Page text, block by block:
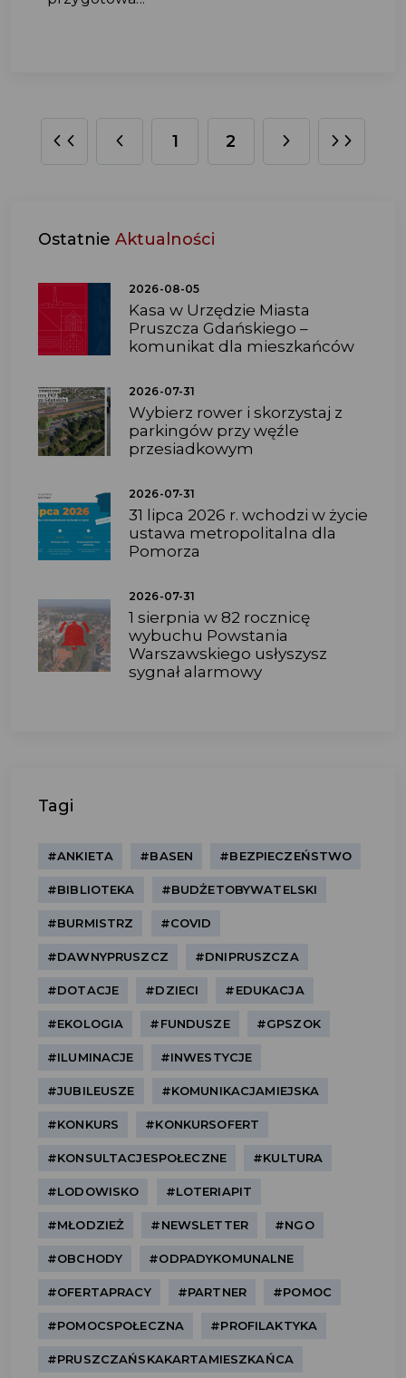
1 2
Ostatnie Aktualności
2026-08-05
Kasa w Urzędzie Miasta
Pruszcza Gdańskiego –
komunikat dla mieszkańców
2026-07-31
Wybierz rower i skorzystaj z
parkingów przy węźle
przesiadkowym
2026-07-31
31 lipca 2026 r. wchodzi w życie
ustawa metropolitalna dla
Pomorza
2026-07-31
1 sierpnia w 82 rocznicę
wybuchu Powstania
Warszawskiego usłyszysz
sygnał alarmowy
Tagi
#ANKIETA #BASEN #BEZPIECZEŃSTWO
#BIBLIOTEKA #BUDŻETOBYWATELSKI
#BURMISTRZ #COVID
#DAWNYPRUSZCZ #DNIPRUSZCZA
#DOTACJE #DZIECI #EDUKACJA
#EKOLOGIA #FUNDUSZE #GPSZOK
#ILUMINACJE #INWESTYCJE
#JUBILEUSZE #KOMUNIKACJAMIEJSKA
#KONKURS #KONKURSOFERT
#KONSULTACJESPOŁECZNE #KULTURA
#LODOWISKO #LOTERIAPIT
#MŁODZIEŻ #NEWSLETTER #NGO
#OBCHODY #ODPADYKOMUNALNE
#OFERTAPRACY #PARTNER #POMOC
#POMOCSPOŁECZNA #PROFILAKTYKA
#PRUSZCZAŃSKAKARTAMIESZKAŃCA